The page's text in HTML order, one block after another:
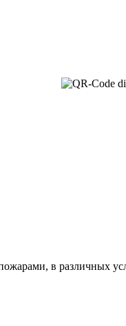
в различных